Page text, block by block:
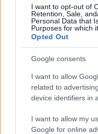
I want to opt-out of
Retention, Sale,
Personal Data that
Purposes for which
Opted Out
Google consents
I want to allow
related to
device identifiers in
I want to allow my
Google for online
definitivt en rolle. Du
ni mil for å bruke
inn på
et helt nytt
– Det har vært en
teste, siden de fleste
et nytt produkt i og
markedet. Og så er